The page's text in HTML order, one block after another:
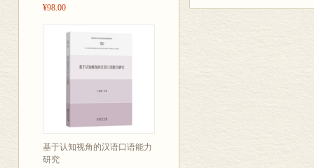
¥98.00
基于认知视角的汉语口语能力
研究
计小巧，方便